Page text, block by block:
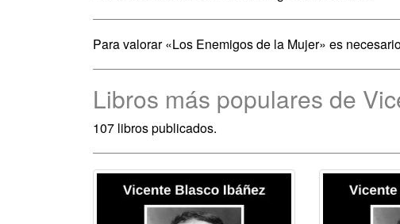
Para valorar «Los Enemigos de la Mujer» es
Libros más populares de
107 libros publicados.